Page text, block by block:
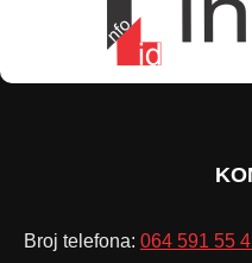
Broj telefona: 064 591 55